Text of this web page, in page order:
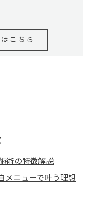
こちら
術の特徴解説
メニューで叶う理想